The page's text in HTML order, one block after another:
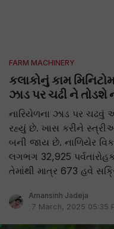
FARM MACHINERY
કલાકોનું કામ
ઝાડ પર ચઢી ને તોડશે
નારિયેળના ઝાડ પર ચઢવું
રહ્યું છે. ખાસ કરીને
બની જાય છે. નાળિયેર
લગભગ 32,925
તેમાંથી માત્ર 673 હવે
Amansinh Jadeja
7 March, 2025 05:35